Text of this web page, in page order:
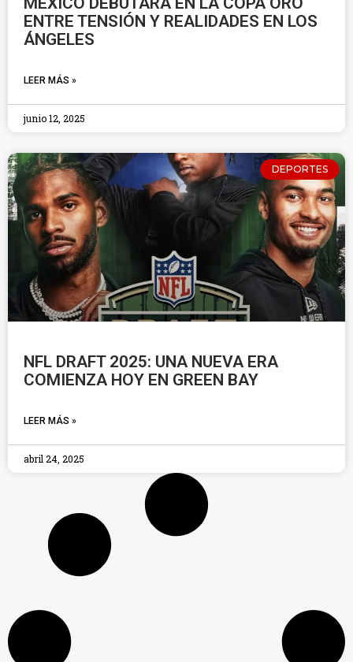
ENTRE TENSIÓN Y REALIDADES EN LOS
ÁNGELES
LEER MÁS »
junio 12, 2025
DEPORTES
NFL DRAFT 2025: UNA NUEVA ERA
COMIENZA HOY EN GREEN BAY
LEER MÁS »
abril 24, 2025